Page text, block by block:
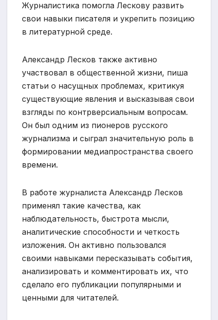
Журналистика помогла Лескову развить
свои навыки писателя и укрепить позицию
в литературной среде.
Александр Лесков также активно
участвовал в общественной жизни, пиша
статьи о насущных проблемах, критикуя
существующие явления и высказывая свои
взгляды по контрверсиальным вопросам.
Он был одним из пионеров русского
журнализма и сыграл значительную роль в
формировании медиапространства своего
времени.
В работе журналиста Александр Лесков
применял такие качества, как
наблюдательность, быстрота мысли,
аналитические способности и четкость
изложения. Он активно пользовался
своими навыками пересказывать события,
анализировать и комментировать их, что
сделало его публикации популярными и
ценными для читателей.